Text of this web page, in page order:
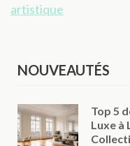
artistique
NOUVEAUTÉS
Top 5
Luxe à